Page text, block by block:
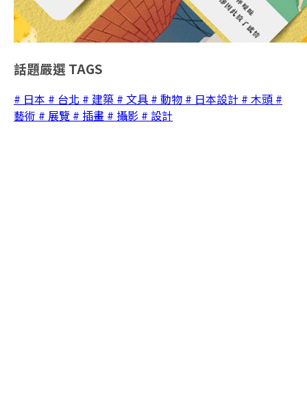
話題嚴選 TAGS
# 日本 # 台北 # 建築 # 文具 # 動物 # 日本設計 # 木頭 #
藝術 # 展覽 # 插畫 # 攝影 # 設計